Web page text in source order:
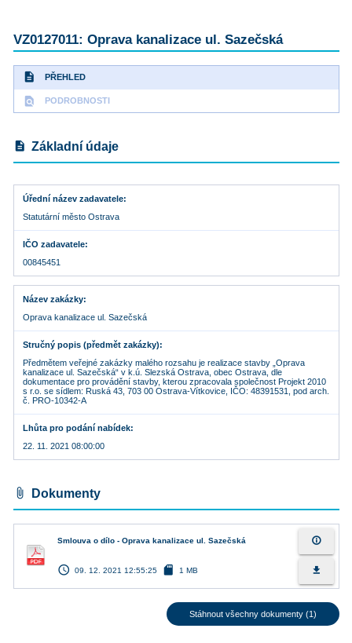
VZ0127011: Oprava kanalizace ul. Sazečská
description PŘEHLED
find_in_page PODROBNOSTI
description Základní údaje
Úřední název zadavatele
Statutární město Ostrava
IČO zadavatele
00845451
Název zakázky
Oprava kanalizace ul. Sazečská
Stručný popis (předmět zakázky)
Předmětem veřejné zakázky malého rozsahu je realizace stavby „Oprava
kanalizace ul. Sazečská“ v k.ú. Slezská Ostrava, obec Ostrava, dle
dokumentace pro provádění stavby, kterou zpracovala společnost Projekt 2010
s r.o. se sídlem: Ruská 43, 703 00 Ostrava-Vítkovice, IČO: 48391531, pod arch.
č. PRO-10342-A
Lhůta pro podání nabídek
22. 11. 2021 08:00:00
attach_file Dokumenty
Smlouva o dílo - Oprava kanalizace ul. Sazečská
access_time 09. 12. 2021 12:55:25 sd_card 1 MB
info_outline
file_download
Stáhnout všechny dokumenty (1)